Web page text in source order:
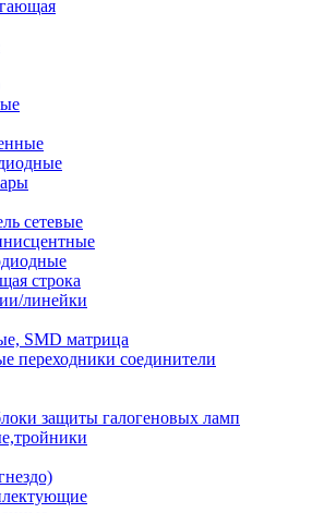
сетевые
строка
линейки
SMD матрица
переходники соединители
защиты галогеновых ламп